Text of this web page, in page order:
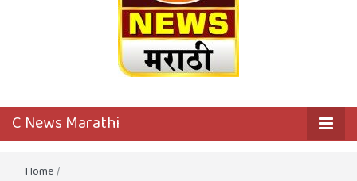
C News
Marathi
C News Marathi
Home/